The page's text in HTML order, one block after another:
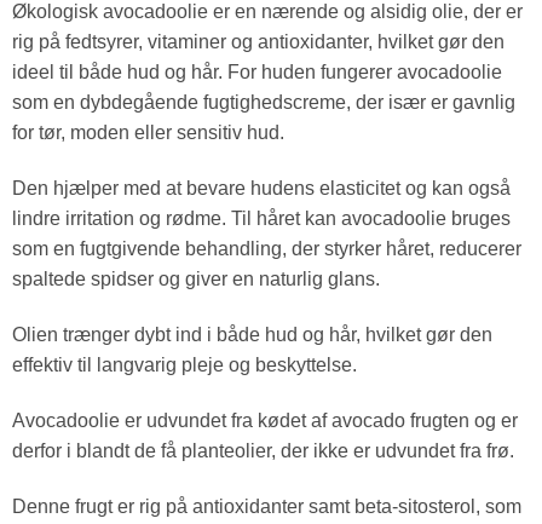
Økologisk avocadoolie er en nærende og alsidig olie, der er
rig på fedtsyrer, vitaminer og antioxidanter, hvilket gør den
ideel til både hud og hår. For huden fungerer avocadoolie
som en dybdegående fugtighedscreme, der især er gavnlig
for tør, moden eller sensitiv hud.
Den hjælper med at bevare hudens elasticitet og kan også
lindre irritation og rødme. Til håret kan avocadoolie bruges
som en fugtgivende behandling, der styrker håret, reducerer
spaltede spidser og giver en naturlig glans.
Olien trænger dybt ind i både hud og hår, hvilket gør den
effektiv til langvarig pleje og beskyttelse.
Avocadoolie er udvundet fra kødet af avocado frugten og er
derfor i blandt de få planteolier, der ikke er udvundet fra frø.
Denne frugt er rig på antioxidanter samt beta-sitosterol, som